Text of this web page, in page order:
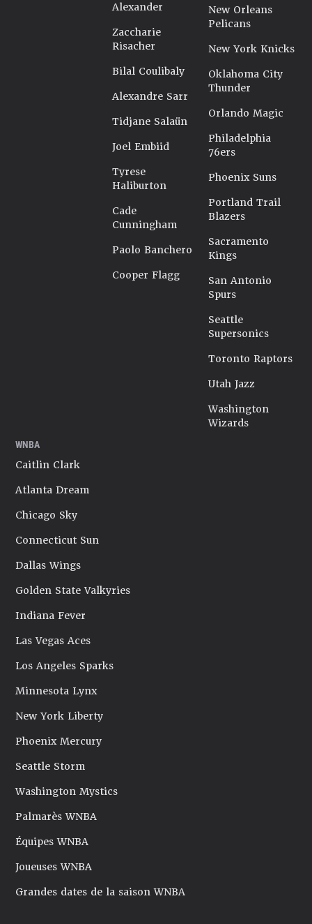
Alexander
Zaccharie
Risacher
Bilal Coulibaly
Alexandre Sarr
Tidjane Salaün
Joel Embiid
Tyrese
Haliburton
Cade
Cunningham
Paolo Banchero
Cooper Flagg
New Orleans
Pelicans
New York Knicks
Oklahoma City
Thunder
Orlando Magic
Philadelphia
76ers
Phoenix Suns
Portland Trail
Blazers
Sacramento
Kings
San Antonio
Spurs
Seattle
Supersonics
Toronto Raptors
Utah Jazz
Washington
Wizards
WNBA
Caitlin Clark
Atlanta Dream
Chicago Sky
Connecticut Sun
Dallas Wings
Golden State Valkyries
Indiana Fever
Las Vegas Aces
Los Angeles Sparks
Minnesota Lynx
New York Liberty
Phoenix Mercury
Seattle Storm
Washington Mystics
Palmarès WNBA
Équipes WNBA
Joueuses WNBA
Grandes dates de la saison WNBA